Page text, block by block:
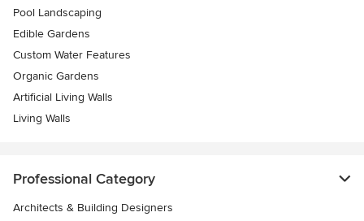
Pool Landscaping
Edible Gardens
Custom Water Features
Organic Gardens
Artificial Living Walls
Living Walls
Professional Category
Architects & Building Designers